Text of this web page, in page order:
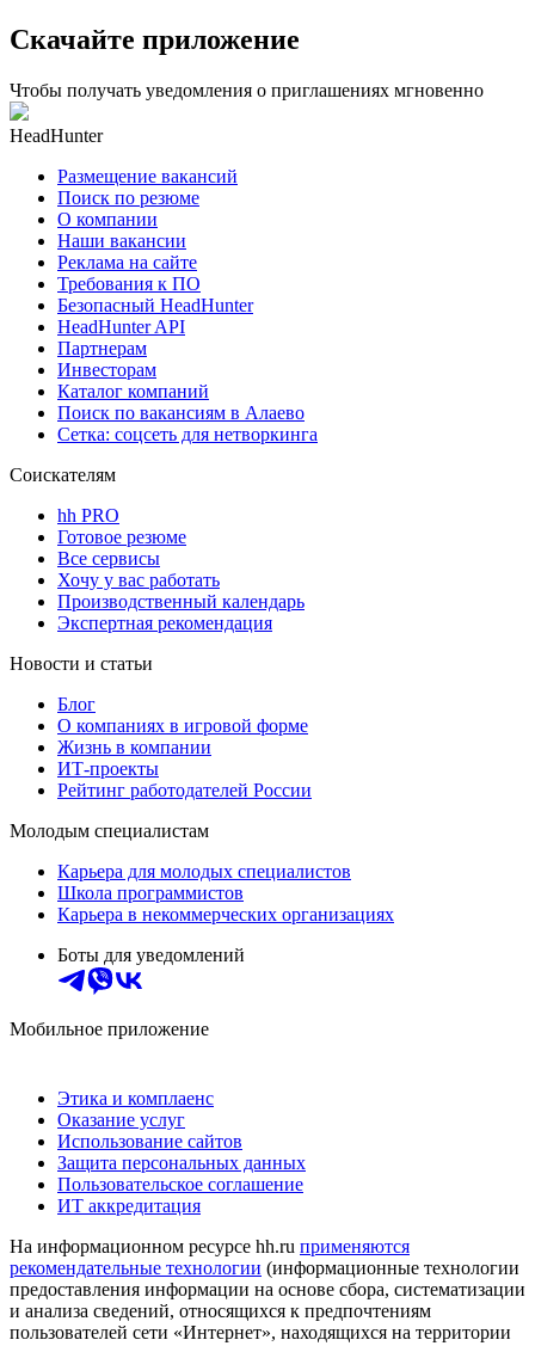
Скачайте приложение
Чтобы получать уведомления о приглашениях мгновенно
HeadHunter
Размещение вакансий
Поиск по резюме
О компании
Наши вакансии
Реклама на сайте
Требования к ПО
Безопасный HeadHunter
HeadHunter API
Партнерам
Инвесторам
Каталог компаний
Поиск по вакансиям в Алаево
Сетка: соцсеть для нетворкинга
Соискателям
hh PRO
Готовое резюме
Все сервисы
Хочу у вас работать
Производственный календарь
Экспертная рекомендация
Новости и статьи
Блог
О компаниях в игровой форме
Жизнь в компании
ИТ-проекты
Рейтинг работодателей России
Молодым специалистам
Карьера для молодых специалистов
Школа программистов
Карьера в некоммерческих организациях
Боты для уведомлений
Мобильное приложение
Этика и комплаенс
Оказание услуг
Использование сайтов
Защита персональных данных
Пользовательское соглашение
ИТ аккредитация
На информационном ресурсе hh.ru применяются
рекомендательные технологии (информационные технологии
предоставления информации на основе сбора, систематизации
и анализа сведений, относящихся к предпочтениям
пользователей сети «Интернет», находящихся на территории